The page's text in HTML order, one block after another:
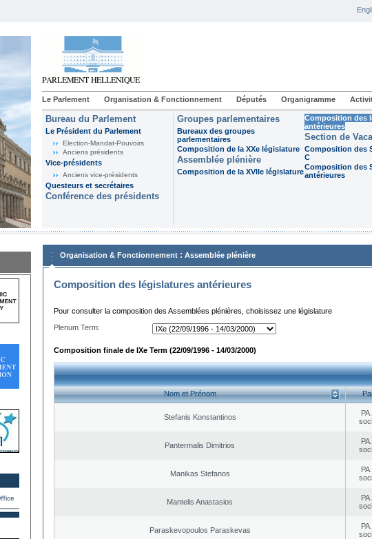
Le Parlement Organisation & Fonctionnement Députés Organigramme
Bureau du Parlement
Le Président du Parlement
Election-Mandat-Pouvoirs
Anciens présidents
Vice-présidents
Anciens vice-présidents
Questeurs et secrétaires
Conférence des présidents
Groupes parlementaires
Bureaux des groupes
parlementaires
Composition de la XXe législature
Assemblée plénière
Composition de la XVIIe législature
Composition des
antérieures
Section de
Composition des
C
Composition des
antérieures
Organisation & Fonctionnement : Assemblée plénière
Composition des législatures antérieures
Pour consulter la composition des Assemblées plénières, choisissez une législature
Plenum Term:
Composition finale de IXe Term (22/09/1996 - 14/03/2000)
Nom et Prénom
Stefanis Konstantinos
Pantermalis Dimitrios
Manikas Stefanos
Mantelis Anastasios
Paraskevopoulos Paraskevas